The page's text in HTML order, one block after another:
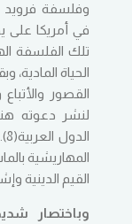
وفلسفة فرويد
في أمريكا
تلك الفلسفة
القصور
لنشر دعوته
المهاريشية
القيم الدينية
وباختصار